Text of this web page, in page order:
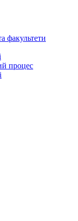
факультети
процес